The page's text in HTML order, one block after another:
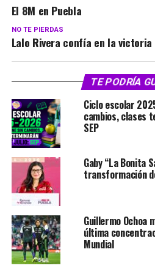
El 8M en Puebla
NO TE PIERDAS
Lalo Rivera confía en la
TE PODRÍA
Ciclo escolar
cambios, clases
SEP
Gaby “La Bonita
transformación
Guillermo Ochoa
última
Mundial